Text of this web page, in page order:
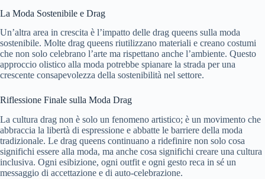
La Moda Sostenibile e Drag
Un’altra area in crescita è l’impatto delle drag queens sulla moda
sostenibile. Molte drag queens riutilizzano materiali e creano costumi
che non solo celebrano l’arte ma rispettano anche l’ambiente. Questo
approccio olistico alla moda potrebbe spianare la strada per una
crescente consapevolezza della sostenibilità nel settore.
Riflessione Finale sulla Moda Drag
La cultura drag non è solo un fenomeno artistico; è un movimento che
abbraccia la libertà di espressione e abbatte le barriere della moda
tradizionale. Le drag queens continuano a ridefinire non solo cosa
significhi essere alla moda, ma anche cosa significhi creare una cultura
inclusiva. Ogni esibizione, ogni outfit e ogni gesto reca in sé un
messaggio di accettazione e di auto-celebrazione.